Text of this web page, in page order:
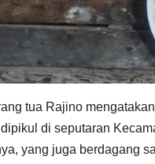
tua Rajino
di seputaran
yang juga berdagang